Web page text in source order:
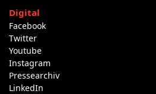
Digital
Facebook
Twitter
Youtube
Instagram
Pressearchiv
LinkedIn